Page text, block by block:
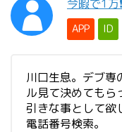
今暇で1万❗️
APP ID
川口生息。デブ専
ル見て決めてもら
引きな事として
電話番号検索。